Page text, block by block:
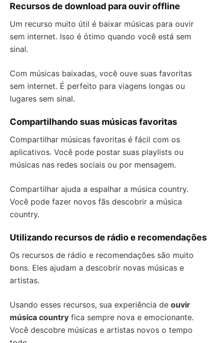
Recursos de download para ouvir offline
Um recurso muito útil é baixar músicas para ouvir
sem internet. Isso é ótimo quando você está sem
sinal.
Com músicas baixadas, você ouve suas favoritas
sem internet. É perfeito para viagens longas ou
lugares sem sinal.
Compartilhando suas músicas favoritas
Compartilhar músicas favoritas é fácil com os
aplicativos. Você pode postar suas playlists ou
músicas nas redes sociais ou por mensagem.
Compartilhar ajuda a espalhar a música country.
Você pode fazer novos fãs descobrir a música
country.
Utilizando recursos de rádio e recomendações
Os recursos de rádio e recomendações são muito
bons. Eles ajudam a descobrir novas músicas e
artistas.
Usando esses recursos, sua experiência de ouvir
música country fica sempre nova e emocionante.
Você descobre músicas e artistas novos o tempo